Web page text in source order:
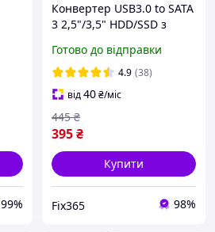
99%
Конвертер USB3.0 to SATA
3 2,5"/3,5" HDD/SSD з
комплекті
Готово до відправки
4.9 (38)
від40₴/міс
395₴
445 ₴
Купити
Fix365 98%